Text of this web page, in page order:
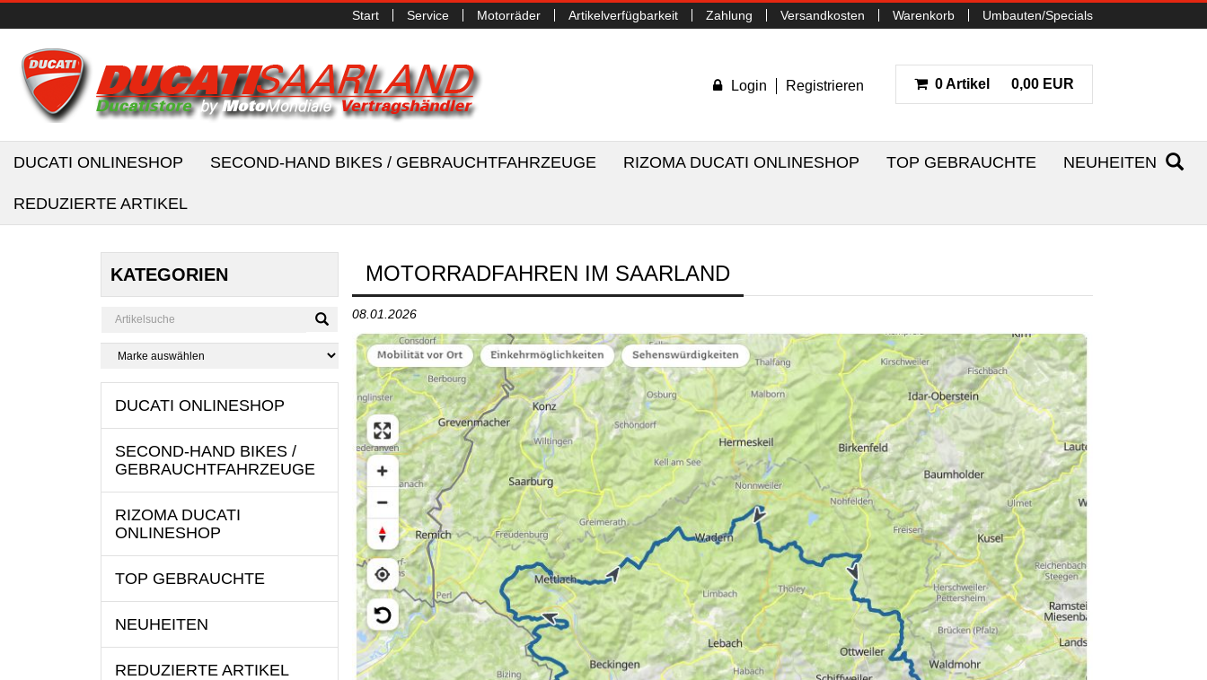
Start Service Motorräder Artikelverfügbarkeit Zahlung Versandkosten Warenkorb Umbauten/Specials
Login Registrieren 0 Artikel 0,00 EUR
DUCATI ONLINESHOP SECOND-HAND BIKES / GEBRAUCHTFAHRZEUGE RIZOMA DUCATI ONLINESHOP TOP GEBRAUCHTE NEUHEITEN
REDUZIERTE ARTIKEL
KATEGORIEN
DUCATI ONLINESHOP
SECOND-HAND BIKES /
GEBRAUCHTFAHRZEUGE
RIZOMA DUCATI
ONLINESHOP
TOP GEBRAUCHTE
NEUHEITEN
REDUZIERTE ARTIKEL
MOTORRADFAHREN IM SAARLAND
08.01.2026